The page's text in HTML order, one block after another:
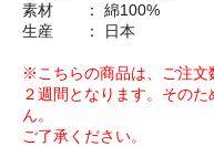
素材 ： 綿100%
生産 ： 日本
※こちらの商品は、ご注文
２週間となります。その
ん。
ご了承ください。